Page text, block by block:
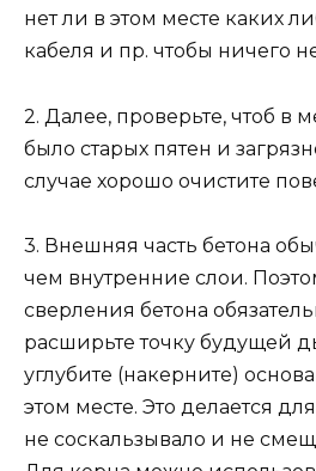
нет ли в этом месте каких
кабеля и пр. чтобы ничего
2. Далее, проверьте, чтоб в
было старых пятен и
случае хорошо очистите
3. Внешняя часть бетона
чем внутренние слои.
сверления бетона
расширьте точку будущей
углубите (накерните)
этом месте. Это делается
не соскальзывало и не